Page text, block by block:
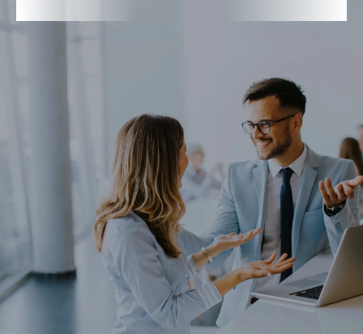
Effektive Tools für einen mühelosen
Alltag
Optimieren Sie Ihre täglichen Abläufe mit
intelligenten Lösungen.
Alle Funktionen